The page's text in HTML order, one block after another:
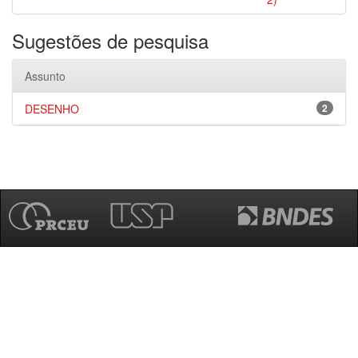
Sugestões de pesquisa
Assunto
2
DESENHO